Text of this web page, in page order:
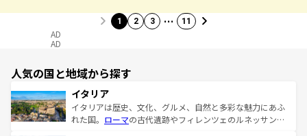
1 2 3 … 11
AD
AD
人気の国と地域から探す
イタリア
イタリアは歴史、文化、グルメ、自然と多彩な魅力にあふ
れた国。 ローマの古代遺跡やフィレンツェのルネッサンス